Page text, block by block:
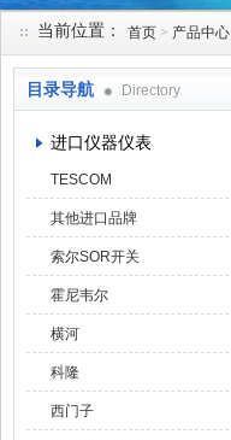
当前位置： 首页 > 产品中心
目录导航 Directory
进口仪器仪表
TESCOM
其他进口品牌
索尔SOR开关
霍尼韦尔
横河
科隆
西门子